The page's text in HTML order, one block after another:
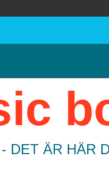
DET ÄR HÄR